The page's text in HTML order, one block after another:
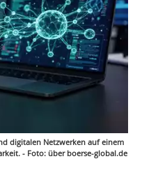
digitalen Netzwerken auf einem
- Foto: über boerse-global.de